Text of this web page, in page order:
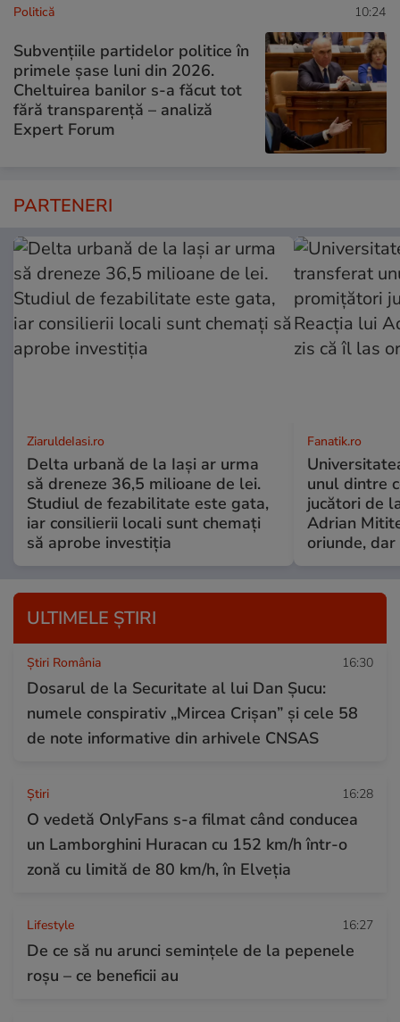
Politică 10:24
Subvențiile partidelor politice în
primele șase luni din 2026.
Cheltuirea banilor s-a făcut tot
fără transparență – analiză
Expert Forum
PARTENERI
ZiaruldeIasi.ro
Delta urbană de la Iași ar urma
să dreneze 36,5 milioane de lei.
Studiul de fezabilitate este gata,
iar consilierii locali sunt chemați
să aprobe investiția
Fanatik.ro
unul dintre
jucători de
Adrian
oriunde, dar
ULTIMELE ȘTIRI
Știri România 16:30
Dosarul de la Securitate al lui Dan Șucu:
numele conspirativ „Mircea Crișan” și cele 58
de note informative din arhivele CNSAS
Ştiri 16:28
O vedetă OnlyFans s-a filmat când conducea
un Lamborghini Huracan cu 152 km/h într-o
zonă cu limită de 80 km/h, în Elveția
Lifestyle 16:27
De ce să nu arunci semințele de la pepenele
roșu – ce beneficii au